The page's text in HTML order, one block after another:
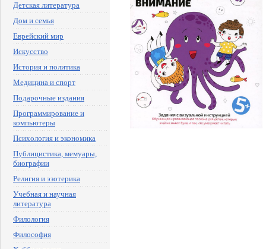
Детская литература
Дом и семья
Еврейский мир
Искусство
История и политика
Медицина и спорт
Подарочные издания
Программирование и
компьютеры
Психология и экономика
Публицистика, мемуары,
биографии
Религия и эзотерика
Учебная и научная
литература
Филология
Философия